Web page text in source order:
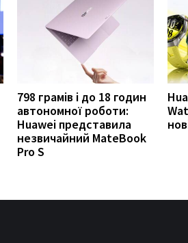
798 грамів і до 18 годин
автономної роботи:
Huawei представила
незвичайний MateBook
Pro S